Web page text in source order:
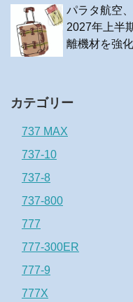
パラタ航空
2027年上半
離機材を強化
カテゴリー
737 MAX
737-10
737-8
737-800
777
777-300ER
777-9
777X